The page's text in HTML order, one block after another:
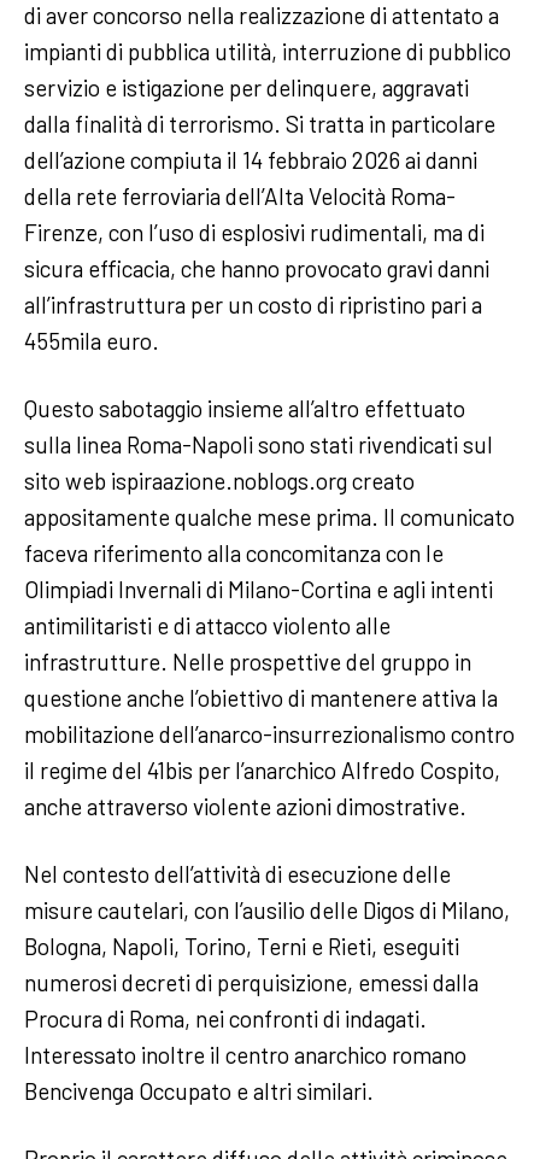
di aver concorso nella realizzazione di attentato a
impianti di pubblica utilità, interruzione di pubblico
servizio e istigazione per delinquere, aggravati
dalla finalità di terrorismo. Si tratta in particolare
dell’azione compiuta il 14 febbraio 2026 ai danni
della rete ferroviaria dell’Alta Velocità Roma-
Firenze, con l’uso di esplosivi rudimentali, ma di
sicura efficacia, che hanno provocato gravi danni
all’infrastruttura per un costo di ripristino pari a
455mila euro.
Questo sabotaggio insieme all’altro effettuato
sulla linea Roma-Napoli sono stati rivendicati sul
sito web ispiraazione.noblogs.org creato
appositamente qualche mese prima. Il comunicato
faceva riferimento alla concomitanza con le
Olimpiadi Invernali di Milano-Cortina e agli intenti
antimilitaristi e di attacco violento alle
infrastrutture. Nelle prospettive del gruppo in
questione anche l’obiettivo di mantenere attiva la
mobilitazione dell’anarco-insurrezionalismo contro
il regime del 41bis per l’anarchico Alfredo Cospito,
anche attraverso violente azioni dimostrative.
Nel contesto dell’attività di esecuzione delle
misure cautelari, con l’ausilio delle Digos di Milano,
Bologna, Napoli, Torino, Terni e Rieti, eseguiti
numerosi decreti di perquisizione, emessi dalla
Procura di Roma, nei confronti di indagati.
Interessato inoltre il centro anarchico romano
Bencivenga Occupato e altri similari.